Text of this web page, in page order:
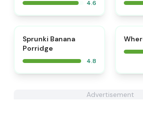
4.6
Sprunki Banana
Porridge
4.8
Advertisement